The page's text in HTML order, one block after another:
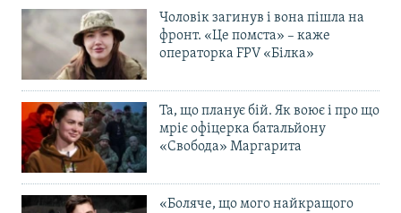
Чоловік загинув і вона пішла на
фронт. «Це помста» – каже
операторка FPV «Білка»
Та, що планує бій. Як воює і про що
мріє офіцерка батальйону
«Свобода» Маргарита
«Боляче, що мого найкращого